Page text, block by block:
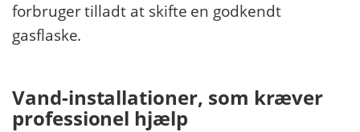
forbruger tilladt at skifte en godkendt
gasflaske.
Vand-installationer, som kræver
professionel hjælp